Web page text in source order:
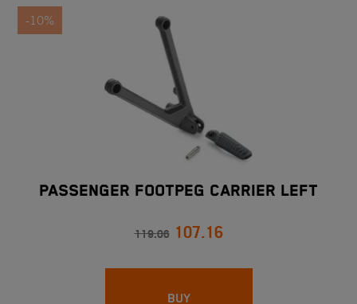
-10%
PASSENGER FOOTPEG CARRIER LEFT
119.06 107.16
BUY